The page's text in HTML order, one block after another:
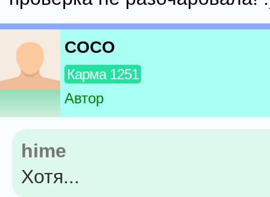
COCO
Карма 1251
Автор
hime
Хотя...